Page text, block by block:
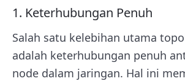
1. Keterhubungan Penuh
Salah satu kelebihan utama
adalah keterhubungan penuh
node dalam jaringan. Hal ini